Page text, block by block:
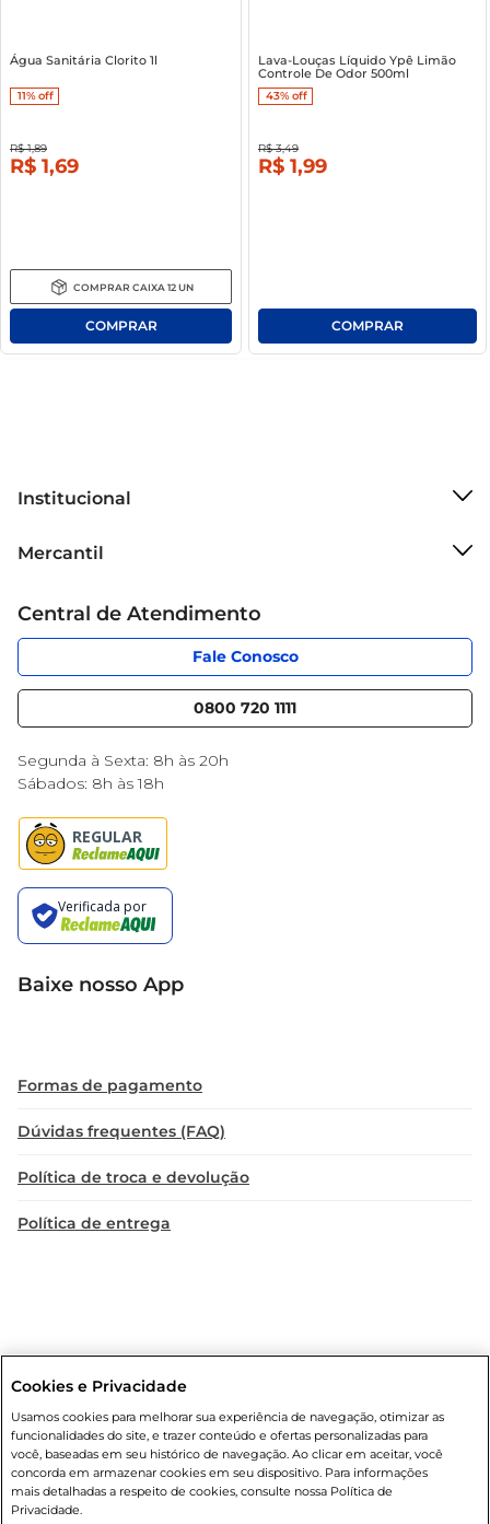
Água Sanitária Clorito 1l
11%off
R$ 1,89
R$ 1,69
COMPRAR CAIXA 12 UN
Lava-Louças Líquido Ypê Limão
Controle De Odor 500ml
43%off
R$ 3,49
R$ 1,99
Institucional
Sobre Privacidade
Nossas lojas
Mercantil
Código de Ética
Serviços
Central de Atendimento
Fale Conosco
0800 720 1111
Segunda à Sexta: 8h às 20h
Sábados: 8h às 18h
Baixe nosso App
Formas de pagamento
Dúvidas frequentes (FAQ)
Política de troca e devolução
Política de entrega
é o do carrinho de compras. Fotos ilustrativas. Compras sujeitas a
confirmação de estoque. Compras podem ser canceladas em caso
de suspeita de fraude. A fim de garantir o acesso de um maior
número de clientes as nossas promoções, a compra de produtos
com preços promocionais poderá ter sua quantidade limitada por
cliente. Os preços, ofertas e condições são exclusivos para o e-
Cookies e Privacidade
Usamos cookies para melhorar sua experiência de navegação, otimizar as
funcionalidades do site, e trazer conteúdo e ofertas personalizadas para
você, baseadas em seu histórico de navegação. Ao clicar em aceitar, você
concorda em armazenar cookies em seu dispositivo. Para informações
mais detalhadas a respeito de cookies, consulte nossa Política de
Privacidade.